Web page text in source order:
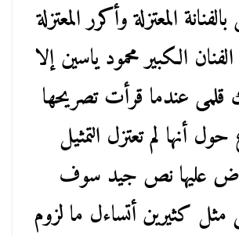
المعتزلة وأكرر المعتزلة
الكبير محمود ياسين إلا
قلمى عندما قرأت تصريحها
أنها لم تعتزل التمثيل
عليها نص جيد سوف
مثل كثيرين أتساءل ما لزوم